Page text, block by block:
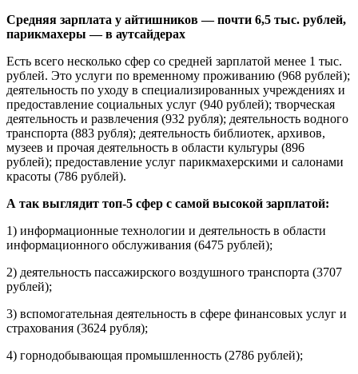
Средняя зарплата у айтишников — почти 6,5 тыс. рублей,
парикмахеры — в аутсайдерах
Есть всего несколько сфер со средней зарплатой менее 1 тыс.
рублей. Это услуги по временному проживанию (968 рублей);
деятельность по уходу в специализированных учреждениях и
предоставление социальных услуг (940 рублей); творческая
деятельность и развлечения (932 рубля); деятельность водного
транспорта (883 рубля); деятельность библиотек, архивов,
музеев и прочая деятельность в области культуры (896
рублей); предоставление услуг парикмахерскими и салонами
красоты (786 рублей).
А так выглядит топ-5 сфер с самой высокой зарплатой:
1) информационные технологии и деятельность в области
информационного обслуживания (6475 рублей);
2) деятельность пассажирского воздушного транспорта (3707
рублей);
3) вспомогательная деятельность в сфере финансовых услуг и
страхования (3624 рубля);
4) горнодобывающая промышленность (2786 рублей);